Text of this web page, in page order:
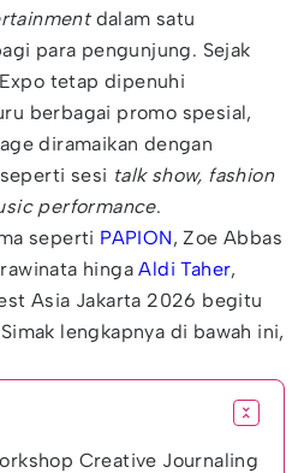
dalam satu
para pengunjung. Sejak
tetap dipenuhi
berbagai promo spesial,
diramaikan dengan
sesi talk show, fashion
performance.
seperti PAPION, Zoe Abbas
hingaAldi Taher,
Asia Jakarta 2026 begitu
lengkapnya di bawah ini,
Creative Journaling